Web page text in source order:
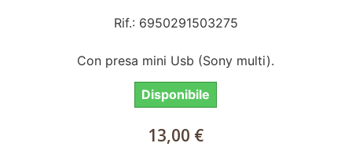
Rif.: 6950291503275
Con presa mini Usb (Sony multi).
Disponibile
13,00 €